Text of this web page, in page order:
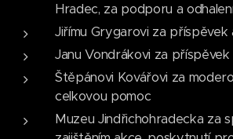
Hradec, za podporu a
Jiřímu Grygarovi za
Janu Vondrákovi za
Štěpánovi Kovářovi za
celkovou pomoc
Muzeu Jindřichohradecka za